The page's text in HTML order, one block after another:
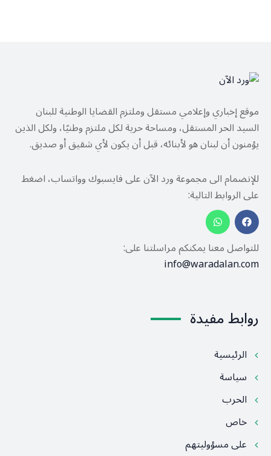
موقع إخباري وإعلامي مستقل وملتزم القضايا الوطنية للبنان
السيد الحر المستقل، ومساحة حرية لكل ملتزم وطنيًا، ولكل الذين
يؤمنون أن لبنان هو لأبنائه، قبل أن يكون لأي شقيق أو صديق.
للإنضمام الى مجموعة ورد الآن على فايسبوك وواتساب، اضغط
على الروابط التالية:
للتواصل معنا يمكنكم مراسلتنا على:
info@waradalan.com
روابط مفيدة
الرئيسية
سياسة
الحرب
خاص
على مسؤوليتهم